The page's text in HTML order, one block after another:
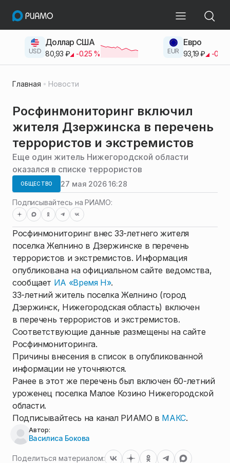
USD
Доллар США
80,93 ₽ -0.25% EUR
Евро
93,19 ₽ -0.42
Главная Новости
Росфинмониторинг включил
жителя Дзержинска в перечень
террористов и экстремистов
Еще один житель Нижегородской области
оказался в списке террористов
ОБЩЕСТВО 27 мая 2026 16:28
Подписывайтесь на РИАМО:
Росфинмониторинг внес 33-летнего жителя
поселка Желнино в Дзержинске в перечень
террористов и экстремистов. Информация
опубликована на официальном сайте ведомства,
сообщает ИА «Время Н».
33-летний житель поселка Желнино (город
Дзержинск, Нижегородская область) включен
в перечень террористов и экстремистов.
Соответствующие данные размещены на сайте
Росфинмониторинга.
Причины внесения в список в опубликованной
информации не уточняются.
Ранее в этот же перечень был включен 60-летний
уроженец поселка Малое Козино Нижегородской
области.
Подписывайтесь на канал РИАМО в МАКС.
Автор:
Василиса Бокова
Поделиться материалом: